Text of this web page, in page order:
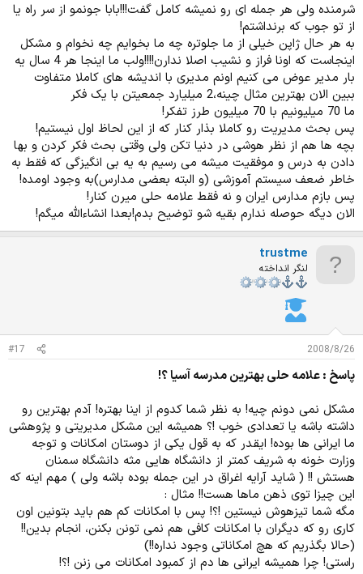
شرمنده ولی هر جمله ای رو نمیشه کامل گفت!!!بابا جونمو از سر راه یا
از تو جوب که برنداشتم!
به هر حال ژاپن خیلی از ما جلوتره چه ما بخوایم چه نخوام و مشکل
اینجاست که اونا فراز و نشیب اصلا ندارن!!!!ولب ما اینجا هر 4 سال یه
بار مدیر عوض می کنیم اونم مدیری با اندیشه های کاملا متفاوت
ببین الان بهترین مثال چینه،2 میلیارد جمعیتن با یک فکر
ما 70 میلیونیم با 70 میلیون طرز تفکر!
پس بحث مدیریت رو کاملا بذار کنار که از این لحاظ اول نیستیم!
بچه ها هم از نظر هوشی در دنیا تکن ولی وقتی بحث فکر کردن و بها
دادن به درس و موفقیت میشه می رسیم به یه بی انگیزگی که فقط به
خاطر ضعف سیستم آموزشی (و البته بعضی مدارس)به وجود اومده!
پس بازم مدارس ایران و نه فقط علامه حلی میرن کنار!
الان دیگه حوصله ندارم بقیه شو توضیح بدم!بعدا انشاءالله میگم!
trustme
لنگر انداخته
2008/8/26
#17
پاسخ : علامه حلی بهترین مدرسه آسیا ؟!
مشکل نمی دونم چیه! به نظر شما کدوم از اینا بهتره! آدم بهترین رو
داشته باشه یا تعدادی خوب !؟ همیشه این مشکل مدیریتی و پژوهشی
ما ایرانی ها بوده! ایقدر که به قول یکی از دوستان امکانات و توجه
وزارت خونه به شریف کمتر از دانشگاه هایی مثه دانشگاه سمنان
هستش !! ( شاید آرایه اغراق در این جمله بوده باشه ولی ) مهم اینه که
این چیزا توی ذهن ماها هست!! مثال :
مگه شما تیزهوش نیستین !؟! پس با امکانات کم هم باید بتونین اون
کاری رو که دیگران با امکانات کافی هم نمی تونن بکنن، انجام بدین!!
(حالا بگذریم که هچ امکاناتی وجود نداره!!)
راستی! چرا همیشه ایرانی ها دم از کمبود امکانات می زنن !؟!